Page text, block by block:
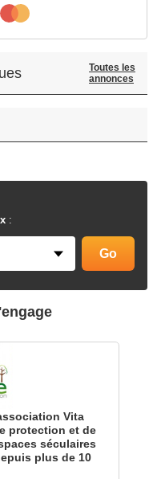
:
Toutes les
annonces
Vita
protection et de
séculaires
plus de 10